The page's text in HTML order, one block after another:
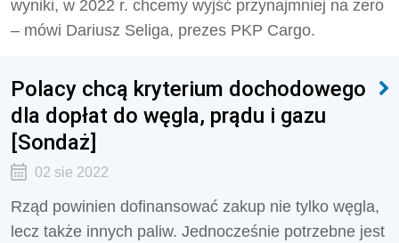
wyniki, w 2022 r. chcemy wyjść przynajmniej na zero
– mówi Dariusz Seliga, prezes PKP Cargo.
Polacy chcą kryterium dochodowego
dla dopłat do węgla, prądu i gazu
[Sondaż]
02 sie 2022
Rząd powinien dofinansować zakup nie tylko węgla,
lecz także innych paliw. Jednocześnie potrzebne jest